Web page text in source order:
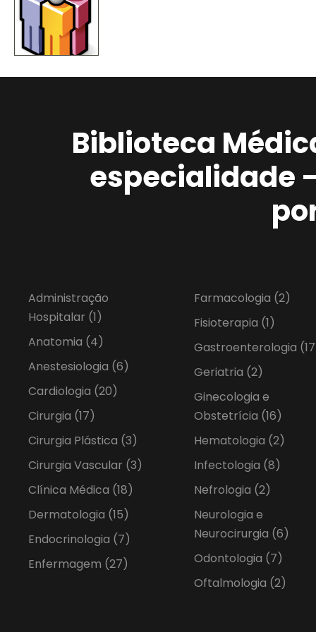
Biblioteca
especialidade
Administração
Hospitalar (1)
Anatomia (4)
Anestesiologia (6)
Cardiologia (20)
Cirurgia (17)
Cirurgia Plástica (3)
Cirurgia Vascular (3)
Clínica Médica (18)
Dermatologia (15)
Endocrinologia (7)
Enfermagem (27)
Farmacologia (2)
Fisioterapia (1)
Gastroenterologia
Geriatria (2)
Ginecologia e
Obstetrícia (16)
Hematologia (2)
Infectologia (8)
Nefrologia (2)
Neurologia e
Neurocirurgia (6)
Odontologia (7)
Oftalmologia (2)